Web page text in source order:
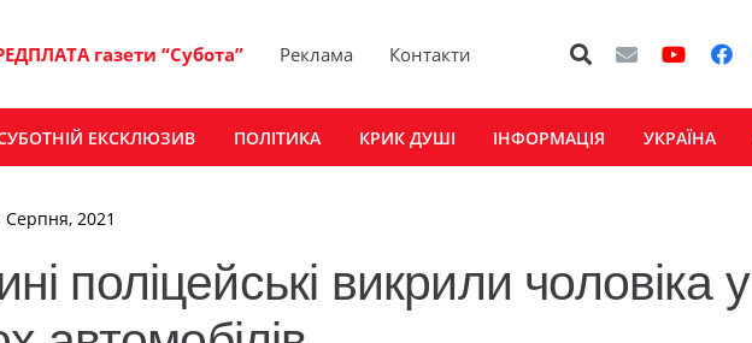
газети “Субота” Реклама Контакти
ЕКСКЛЮЗИВ ПОЛІТИКА КРИК ДУШІ ІНФОРМАЦІЯ УКРАЇНА
Серпня, 2021
поліцейські викрили чоловіка у